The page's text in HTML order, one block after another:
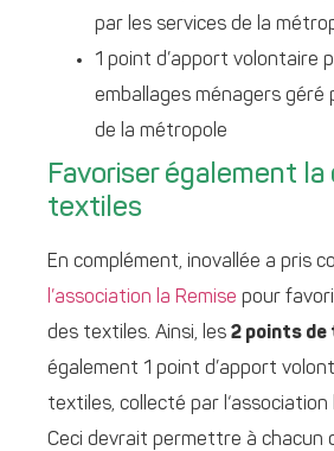
par les services de la
1 point d’apport volontaire
emballages ménagers géré
de la métropole
Favoriser également
textiles
En complément, inovallée a pris
l’association la Remise pour
des textiles. Ainsi, les 2 points de
également 1 point d’apport
textiles, collecté par l‘association
Ceci devrait permettre à chacun